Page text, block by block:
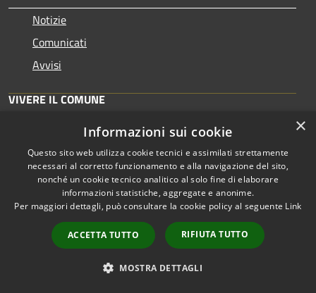
Notizie
Comunicati
Avvisi
VIVERE IL COMUNE
Eventi
Comune di Taranto
Piazza Municipio 1 74123 Taranto TA - 74121 - Taranto
Codice Fiscale: 80008750731
Partita IVA: 00850530734
×
Informazioni sui cookie
Questo sito web utilizza cookie tecnici e assimilati strettamente
necessari al corretto funzionamento e alla navigazione del sito,
nonché un cookie tecnico analitico al solo fine di elaborare
informazioni statistiche, aggregate e anonime.
Per maggiori dettagli, può consultare la cookie policy al seguente Link
ACCETTA TUTTO RIFIUTA TUTTO
MOSTRA DETTAGLI